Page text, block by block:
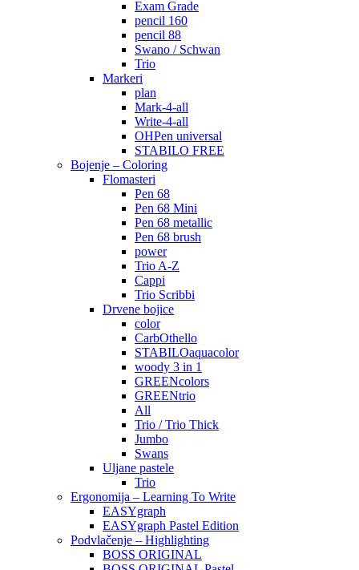
Exam Grade
pencil 160
pencil 88
Swano / Schwan
Trio
Markeri
plan
Mark-4-all
Write-4-all
OHPen universal
STABILO FREE
Bojenje – Coloring
Flomasteri
Pen 68
Pen 68 Mini
Pen 68 metallic
Pen 68 brush
power
Trio A-Z
Cappi
Trio Scribbi
Drvene bojice
color
CarbOthello
STABILOaquacolor
woody 3 in 1
GREENcolors
GREENtrio
All
Trio / Trio Thick
Jumbo
Swans
Uljane pastele
Trio
Ergonomija – Learning To Write
EASYgraph
EASYgraph Pastel Edition
Podvlačenje – Highlighting
BOSS ORIGINAL